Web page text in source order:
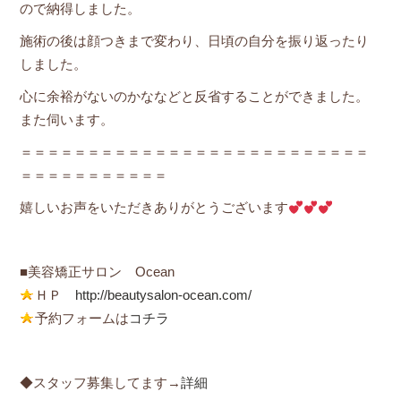
ので納得しました。
施術の後は顔つきまで変わり、日頃の自分を振り返ったり
しました。
心に余裕がないのかななどと反省することができました。
また伺います。
＝＝＝＝＝＝＝＝＝＝＝＝＝＝＝＝＝＝＝＝＝＝＝＝＝＝
＝＝＝＝＝＝＝＝＝＝＝
嬉しいお声をいただきありがとうございます
■美容矯正サロン Ocean
ＨＰ
http://beautysalon-ocean.com/
予約フォームはコチラ
◆スタッフ募集してます→詳細